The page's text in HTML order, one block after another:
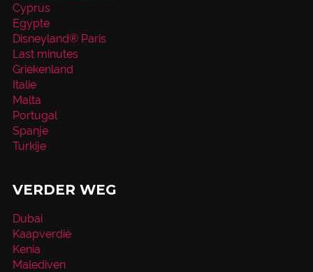
Cyprus
Egypte
Disneyland® Paris
Last minutes
Griekenland
Italie
Malta
Portugal
Spanje
Turkije
VERDER WEG
Dubai
Kaapverdië
Kenia
Malediven